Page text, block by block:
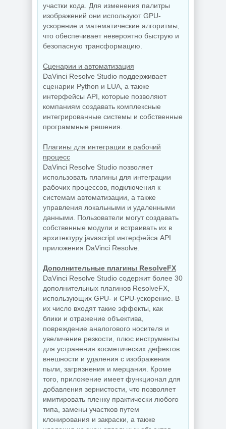
участки кода. Для изменения палитры
изображений они используют GPU-
ускорение и математические алгоритмы,
что обеспечивает невероятно быструю и
безопасную трансформацию.
Сценарии и автоматизация
DaVinci Resolve Studio поддерживает
сценарии Python и LUA, а также
интерфейсы API, которые позволяют
компаниям создавать комплексные
интегрированные системы и собственные
программные решения.
Плагины для интеграции в рабочий
процесс
DaVinci Resolve Studio позволяет
использовать плагины для интеграции
рабочих процессов, подключения к
системам автоматизации, а также
управления локальными и удаленными
данными. Пользователи могут создавать
собственные модули и встраивать их в
архитектуру jаvascript интерфейса API
приложения DaVinci Resolve.
Дополнительные плагины ResolveFX
DaVinci Resolve Studio содержит более 30
дополнительных плагинов ResolveFX,
использующих GPU- и CPU-ускорение. В
их число входят такие эффекты, как
блики и отражение объектива,
повреждение аналогового носителя и
увеличение резкости, плюс инструменты
для устранения косметических дефектов
внешности и удаления с изображения
пыли, загрязнения и мерцания. Кроме
того, приложение имеет функционал для
добавления зернистости, что позволяет
имитировать пленку практически любого
типа, замены участков путем
клонирования и закраски, а также